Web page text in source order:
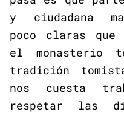
y ciudadana
poco claras
el monasterio
tradición
nos cuesta
respetar las